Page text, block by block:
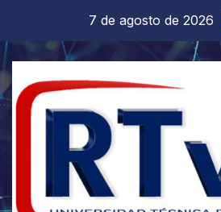
contenido
7 de agosto de 2026